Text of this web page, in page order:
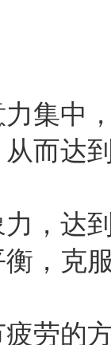
中，
而达
达到
，克
的方